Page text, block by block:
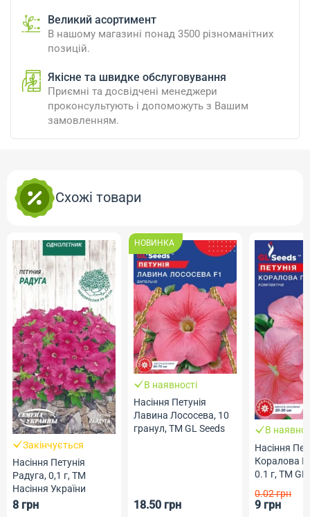
Великий асортимент
В нашому магазині понад 3500 різноманітних
позицій.
Якісне та швидке обслуговування
Приємні та досвідчені менеджери
проконсультують і допоможуть з Вашим
замовленням.
Схожі товари
Закінчується
Насіння Петунія
Радуга, 0,1 г, ТМ
Насіння України
8 грн
НОВИНКА
В наявності
Насіння Петунія
Лавина Лососева, 10
гранул, ТМ GL Seeds
18.50 грн
В
Насіння
Коралова
0.1 г, ТМ GL
0.02 грн
9 грн